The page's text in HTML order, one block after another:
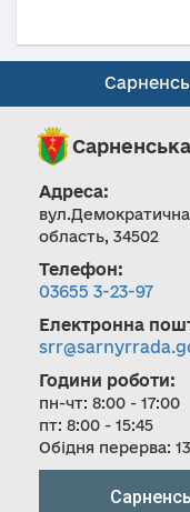
Адреса:
область, 34502
Телефон:
03655 3-23-97
Електронна
Години роботи:
пн-чт: 8:00 - 17:00
пт: 8:00 - 15:45
Обідня перерва: